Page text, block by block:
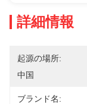
詳細情報
起源の場所:
中国
ブランド名: